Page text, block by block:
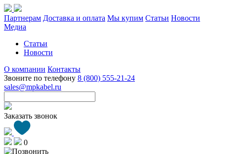
Партнерам Доставка и оплата Мы купим Статьи Новости
Медиа
Статьи
Новости
О компании Контакты
Звоните по телефону 8 (800) 555-21-24
sales@mpkabel.ru
Заказать звонок
0